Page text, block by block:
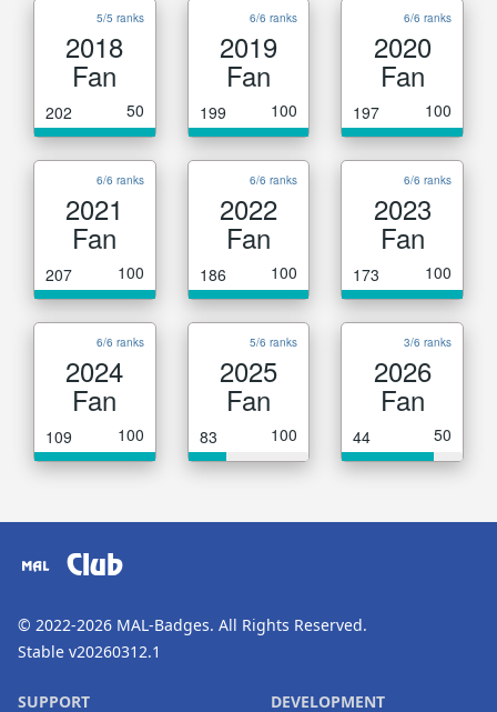
5/5 ranks
2018
Fan
202 50
6/6 ranks
2019
Fan
199 100
6/6 ranks
2020
Fan
197 100
6/6 ranks
2021
Fan
207 100
6/6 ranks
2022
Fan
186 100
6/6 ranks
2023
Fan
173 100
6/6 ranks
2024
Fan
109 100
5/6 ranks
2025
Fan
83 100
3/6 ranks
2026
Fan
44 50
Club
© 2022-2026 MAL-Badges. All Rights Reserved.
Stable v20260312.1
SUPPORT DEVELOPMENT